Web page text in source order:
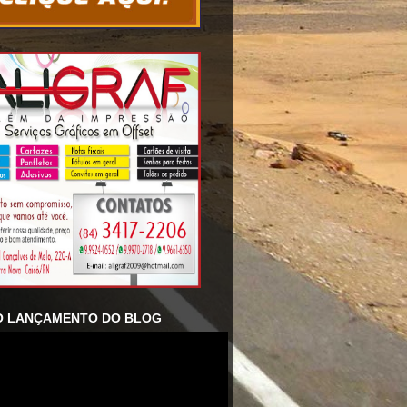
LANÇAMENTO DO BLOG